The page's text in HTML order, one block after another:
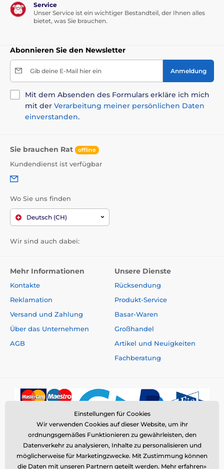
Service
Unser Service ist ein wichtiger Bestandteil, der Ihnen alles
bietet, was Sie brauchen.
Abonnieren Sie den Newsletter
Gib deine E-Mail hier ein Anmeldung
Mit dem Absenden des Formulars erkläre ich mich
mit der Verarbeitung meiner persönlichen Daten
einverstanden.
Sie brauchen Rat offline
Kundendienst ist verfügbar
Wo Sie uns finden
Deutsch (CH)
Wir sind auch dabei:
Mehr Informationen
Kontakte
Reklamation
Versand und Zahlung
Über das Unternehmen
AGB
Unsere Dienste
Rücksendung
Produkt-Service
Basar-Waren
Großhandel
Artikel und Neuigkeiten
Fachberatung
Einstellungen für Cookies
Wir verwenden Cookies auf dieser Website, um ihr
ordnungsgemäßes Funktionieren zu gewährleisten, den
Datenverkehr zu analysieren, Inhalte zu personalisieren und
möglicherweise für Marketingzwecke. Mit Zustimmung können
die Daten mit unseren Partnern geteilt werden. Mehr erfahren»